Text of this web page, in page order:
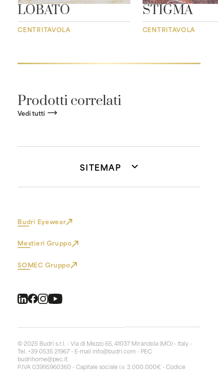
LOBATO
CENTRITAVOLA
STIGMA
CENTRITAVOLA
Prodotti correlati
Vedi tutti
SITEMAP
Budri Eyewear
Mestieri Gruppo
SOMEC Gruppo
© 2025 Budri s.r.l. - Via di Mezzo 65, 41037 Mirandola (MO) - Italy -
Tel. +39 0535 21967 - E-mail info@budri.com - PEC
budrihome@pec.it
P.IVA 03995960360 - Capitale sociale i.v. 3.000.000€ - Codice